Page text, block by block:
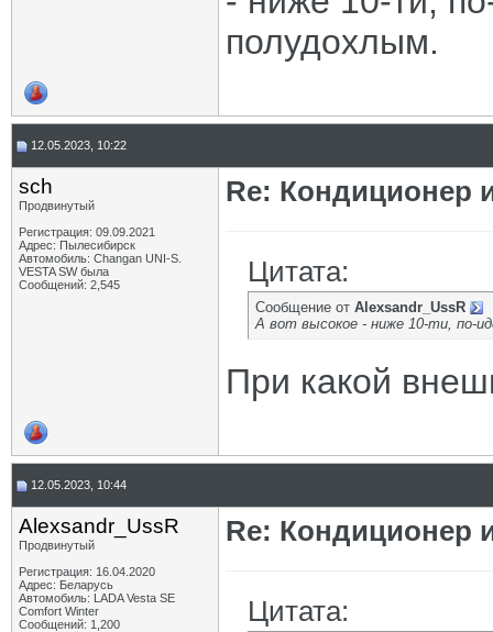
полудохлым.
12.05.2023, 10:22
sch
Продвинутый
Регистрация: 09.09.2021
Адрес: Пылесибирск
Автомобиль: Changan UNI-S.
VESTA SW была
Сообщений: 2,545
Re: Кондиционер
Цитата:
Сообщение от Alexsandr_UssR
А вот высокое - ниже 10-ти, по-
При какой
12.05.2023, 10:44
Alexsandr_UssR
Продвинутый
Регистрация: 16.04.2020
Адрес: Беларусь
Автомобиль: LADA Vesta SE
Comfort Winter
Сообщений: 1,200
Re: Кондиционер
Цитата: